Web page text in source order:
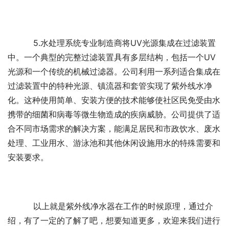
中。一个典型的完整过滤装置具有多层结构，包括一个UV
光源和一个传统的机械过滤器。公司利用一系列适合集成在
过滤装置中的特种光源、镇流器和套管实现了紫外线水净
化。这种使用简单、安装方便的技术能够使社区民免受由水
携带的细菌和病毒等微生物造成的疾病威胁。公司提供了适
合不同市场需求的解决方案，能满足居民和市政饮水、废水
处理、工业用水、游泳池和其他休闲设施用水的特殊需要和
安装要求。
绍，有了一定的了解了吧，想要知道更多，欢迎来我们进行